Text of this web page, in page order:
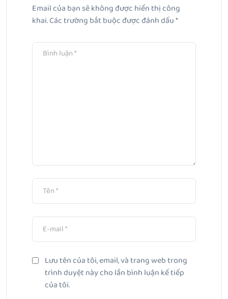
Bé bị rôm sảy tắm lá gì? Gợi ý 6 loại lá lành tính và hiệu
quả dùng tại nhà
Email của bạn sẽ không được hiển thị công
khai.Các trường bắt buộc được đánh dấu*
Lưu tên của tôi, email, và trang web trong
trình duyệt này cho lần bình luận kế tiếp
của tôi.